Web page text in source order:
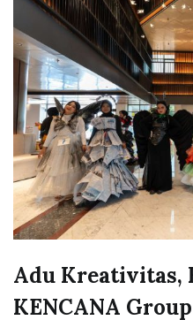
Adu Kreativitas,
KENCANA